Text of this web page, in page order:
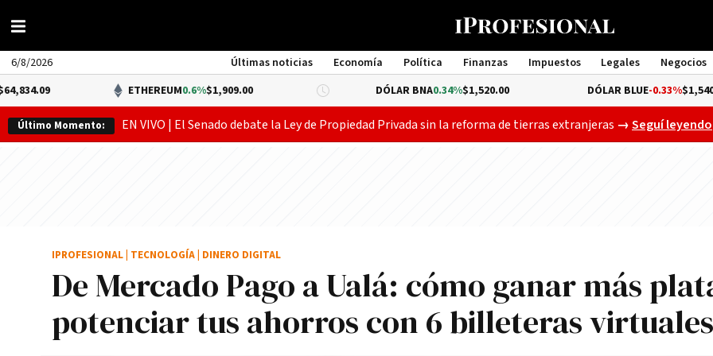
6/8/2026 Últimas noticias Economía Política Finanzas Impuestos Legales Negocios
Management
ETHEREUM 0.6%$1,909.00 DÓLAR BNA 0.34%$1,520.00 DÓLAR BLUE-0.33%$1,540.00
Último Momento: EN VIVO | El Senado debate la Ley de Propiedad Privada sin la reforma de tierras extranjeras Gobierno
→Seguí leyendo
De Mercado Pago a Ualá: cómo ganar más
potenciar tus ahorros con 6 billeteras virtuales
IPROFESIONAL TECNOLOGÍA DINERO DIGITAL